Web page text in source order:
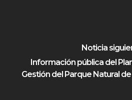
Noticia
Información pública del
Gestión del Parque Natural